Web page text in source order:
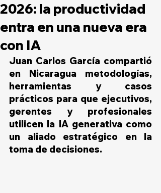
2026: la productividad
entra en una nueva era
con IA
Juan Carlos García compartió
en Nicaragua metodologías,
herramientas y casos
prácticos para que ejecutivos,
gerentes y profesionales
utilicen la IA generativa como
un aliado estratégico en la
toma de decisiones.